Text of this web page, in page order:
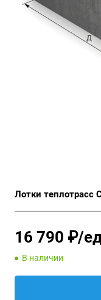
Лотки теплотрасс
16 790 ₽/
В наличии